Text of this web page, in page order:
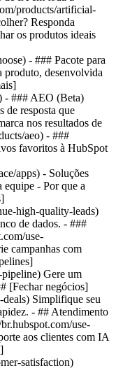
products/artificial-
Responda
os produtos ideais
- ### Pacote para
produto, desenvolvida
- ### AEO (Beta)
de resposta que
nos resultados de
aeo) - ###
favoritos à HubSpot
apps) - Soluções
equipe - Por que a
high-quality-leads)
de dados. - ###
use-
campanhas com
pipeline) Gere um
[Fechar negócios]
deals) Simplifique seu
- ## Atendimento
use-
aos clientes com IA
satisfaction)